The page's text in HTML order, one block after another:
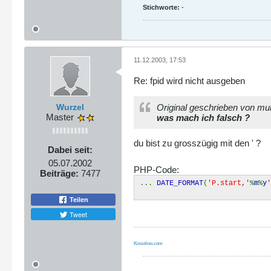
Stichworte: -
Wurzel
Master
Dabei seit:
05.07.2002
Beiträge: 7477
Teilen
Tweet
11.12.2003, 17:53
Re: fpid wird nicht ausgeben
Original geschrieben von
was mach ich falsch ?
du bist zu grosszügig mit den ' ?
PHP-Code:
... DATE_FORMAT( 'P.start,'%m%y
Kissolino.com